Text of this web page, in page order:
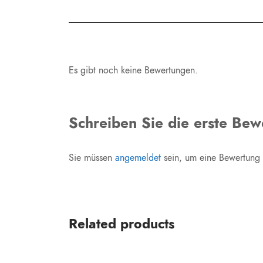
Es gibt noch keine Bewertungen.
Schreiben Sie die erste
Sie müssen angemeldet sein, um eine
Related products